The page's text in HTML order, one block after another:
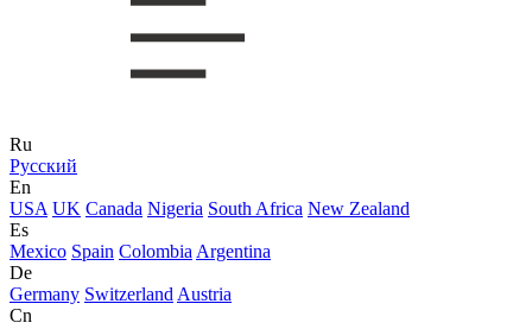
Ru
Русский
En
USA UK Canada Nigeria South Africa New Zealand
Es
Mexico Spain Colombia Argentina
De
Germany Switzerland Austria
Cn